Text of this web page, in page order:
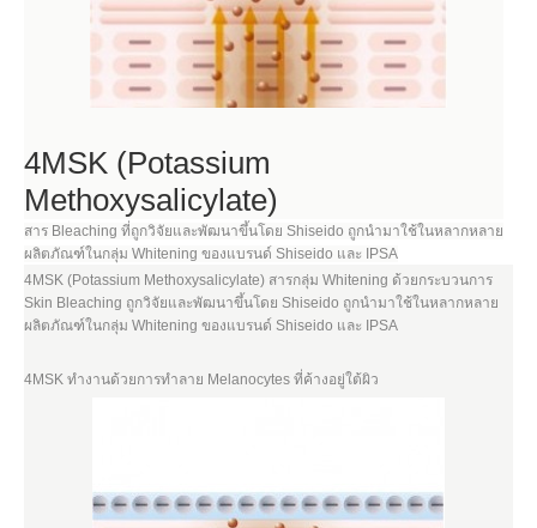
4MSK (Potassium
Methoxysalicylate)
สาร Bleaching ที่ถูกวิจัยและพัฒนาขึ้นโดย Shiseido ถูกนำมาใช้ในหลากหลาย
ผลิตภัณฑ์ในกลุ่ม Whitening ของแบรนด์ Shiseido และ IPSA
4MSK (Potassium Methoxysalicylate) สารกลุ่ม Whitening ด้วยกระบวนการ
Skin Bleaching ถูกวิจัยและพัฒนาขึ้นโดย Shiseido ถูกนำมาใช้ในหลากหลาย
ผลิตภัณฑ์ในกลุ่ม Whitening ของแบรนด์ Shiseido และ IPSA
4MSK ทำงานด้วยการทำลาย Melanocytes ที่ค้างอยู่ใต้ผิว